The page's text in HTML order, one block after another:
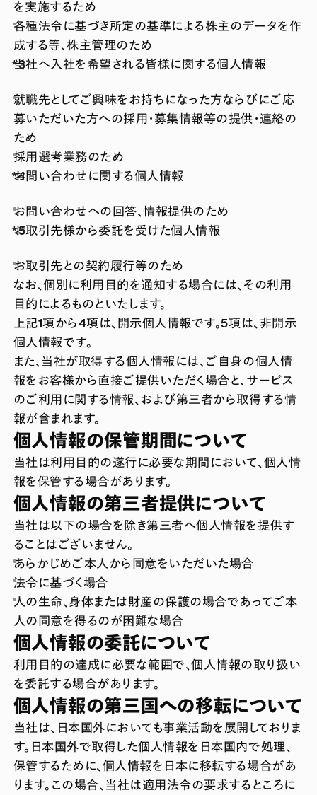
を実施するため
各種法令に基づき所定の基準による株主のデータを作
成する等、株主管理のため
当社へ入社を希望される皆様に関する個人情報
就職先としてご興味をお持ちになった方ならびにご応
募いただいた方への採用・募集情報等の提供・連絡の
ため
採用選考業務のため
お問い合わせに関する個人情報
お問い合わせへの回答、情報提供のため
お取引先様から委託を受けた個人情報
お取引先との契約履行等のため
なお、個別に利用目的を通知する場合には、その利用
目的によるものといたします。
上記1項から4項は、開示個人情報です。5項は、非開示
個人情報です。
また、当社が取得する個人情報には、ご自身の個人情
報をお客様から直接ご提供いただく場合と、サービス
のご利用に関する情報、および第三者から取得する情
報が含まれます。
個人情報の保管期間について
当社は利用目的の遂行に必要な期間において、個人情
報を保管する場合があります。
個人情報の第三者提供について
当社は以下の場合を除き第三者へ個人情報を提供す
ることはございません。
あらかじめご本人から同意をいただいた場合
法令に基づく場合
人の生命、身体または財産の保護の場合であってご本
人の同意を得るのが困難な場合
個人情報の委託について
利用目的の達成に必要な範囲で、個人情報の取り扱い
を委託する場合があります。
個人情報の第三国への移転について
当社は、日本国外においても事業活動を展開しておりま
す。日本国外で取得した個人情報を日本国内で処理、
保管するために、個人情報を日本に移転する場合があ
ります。この場合、当社は適用法令の要求するところに